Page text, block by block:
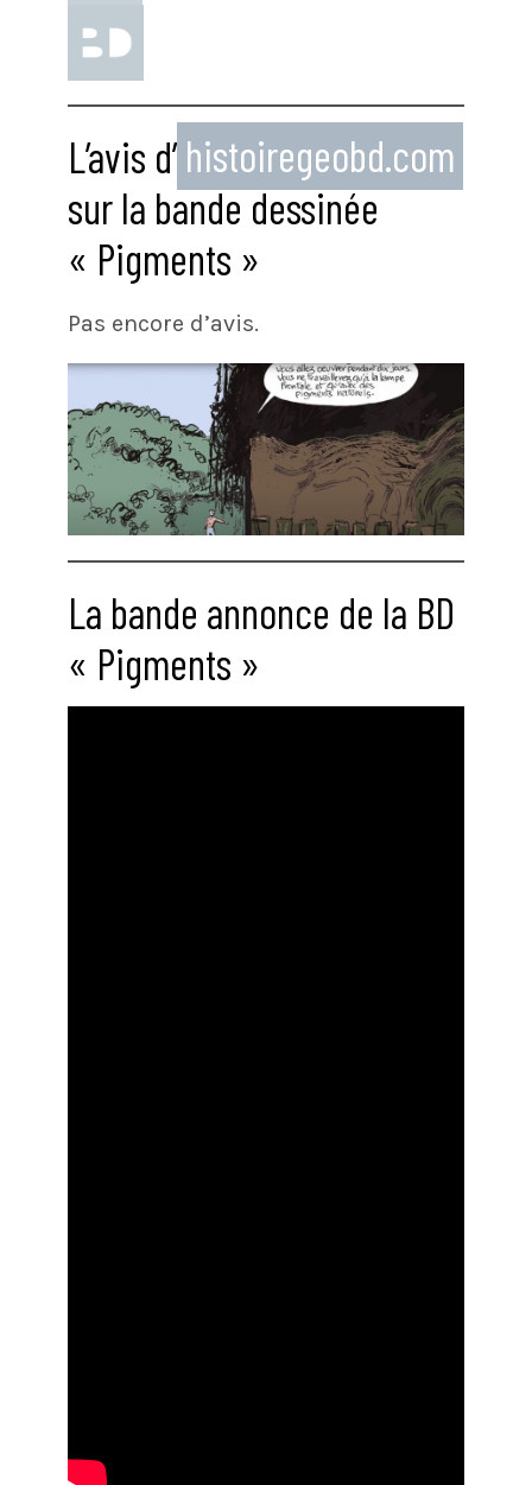
L’avis d’ histoiregeobd.com
sur la bande dessinée
« Pigments »
Pas encore d’avis.
La bande annonce de la BD
« Pigments »